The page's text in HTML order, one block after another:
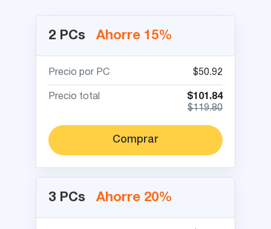
2 PCs Ahorre 15%
Precio por PC $50.92
Precio total
$101.84
$119.80
Comprar
3 PCs Ahorre 20%